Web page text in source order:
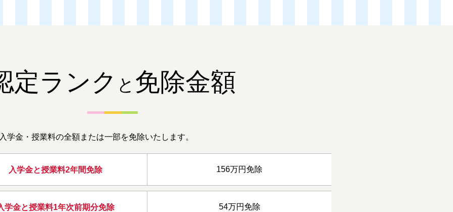
定ランク と 免除金額
学金・授業料の全額または一部を免除いたします。
入学金と授業料2年間免除 156万円免除
学金と授業料1年次前期分免除 54万円免除